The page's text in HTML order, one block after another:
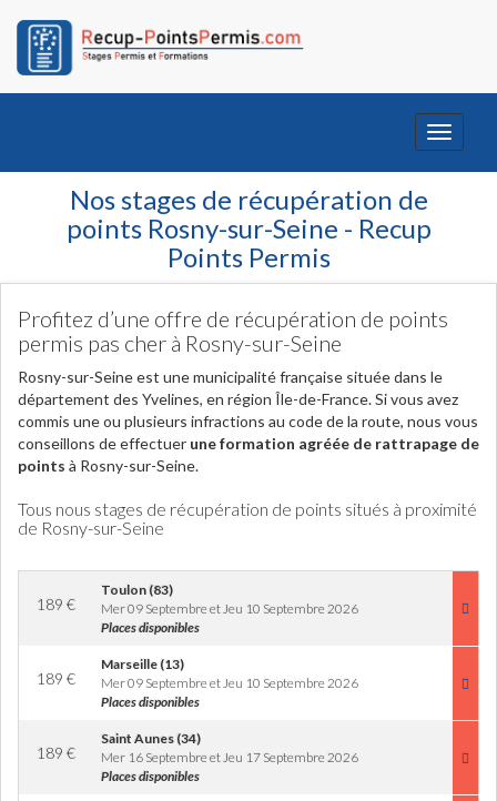
Toggle
Nos stages de récupération de
points Rosny-sur-Seine - Recup
Points Permis
Profitez d’une offre de récupération de points
permis pas cher à Rosny-sur-Seine
Rosny-sur-Seine est une municipalité française située dans le
département des Yvelines, en région Île-de-France. Si vous avez
commis une ou plusieurs infractions au code de la route, nous vous
conseillons de effectuer une formation agréée de rattrapage de
points à Rosny-sur-Seine.
Tous nous stages de récupération de points situés à proximité
de Rosny-sur-Seine
189 €
Toulon (83)
Mer 09 Septembre et Jeu 10 Septembre 2026
Places disponibles
189 €
Marseille (13)
Mer 09 Septembre et Jeu 10 Septembre 2026
Places disponibles
189 €
Saint Aunes (34)
Mer 16 Septembre et Jeu 17 Septembre 2026
Places disponibles